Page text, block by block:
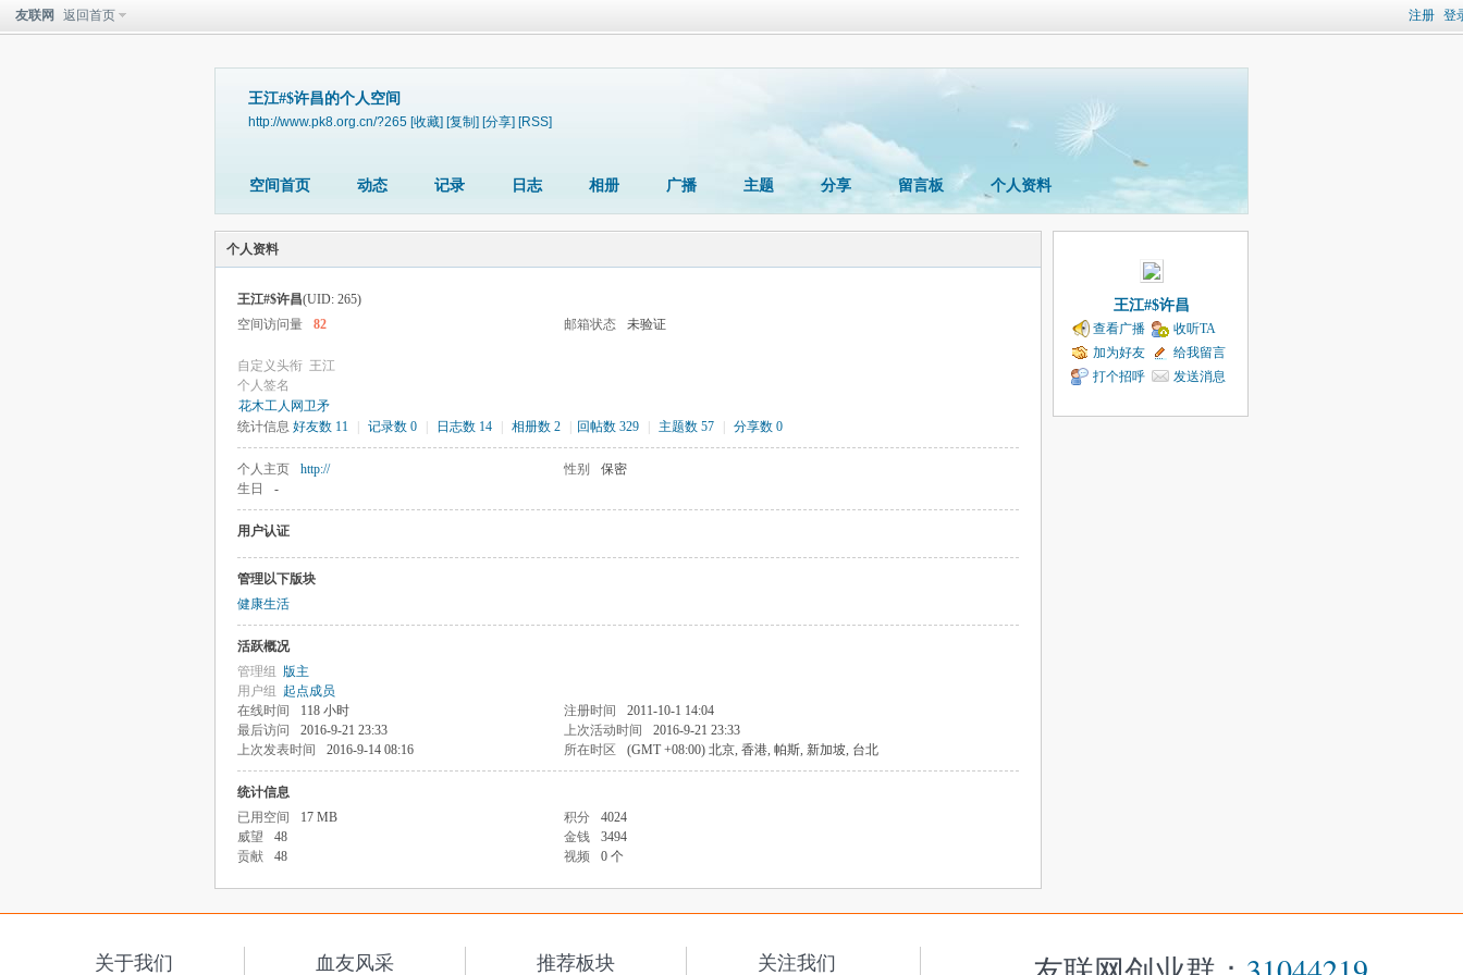
注册 登
友联网 返回首页
王江#$许昌的个人空间
http://www.pk8.org.cn/?265 [收藏] [复制] [分享] [RSS]
空间首页 动态 记录 日志 相册 广播 主题 分享 留言板 个人资料
个人资料
王江#$许昌(UID: 265)
空间访问量
82 邮箱状态 未验证
自定义头衔 王江
个人签名
花木工人网卫矛
统计信息 好友数 11 记录数 0 日志数 14 相册数 2 回帖数 329 主题数 57 分享数 0
个人主页 http:// 性别
保密
生日
-
用户认证
管理以下版块
健康生活
活跃概况
管理组 版主
用户组 起点成员
在线时间
118 小时 注册时间
2011-10-1 14:04
最后访问
2016-9-21 23:33 上次活动时间
2016-9-21 23:33
上次发表时间
2016-9-14 08:16 所在时区 (GMT +08:00) 北京, 香港, 帕斯, 新加坡, 台北
统计信息
已用空间
17 MB 积分
4024
威望
48 金钱
3494
贡献
48 视频 0 个
王江#$许昌
查看广播
收听TA
加为好友
给我留言
打个招呼
发送消息
关于我们 血友风采 推荐板块 关注我们